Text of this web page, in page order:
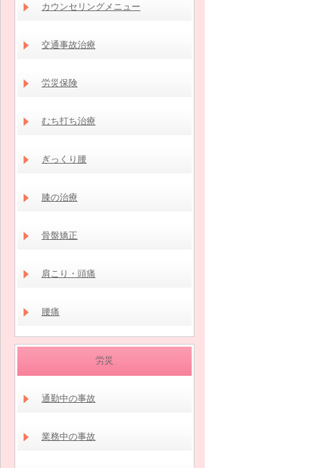
カウンセリングメニュー
交通事故治療
労災保険
むち打ち治療
ぎっくり腰
膝の治療
骨盤矯正
肩こり・頭痛
腰痛
労災
通勤中の事故
業務中の事故